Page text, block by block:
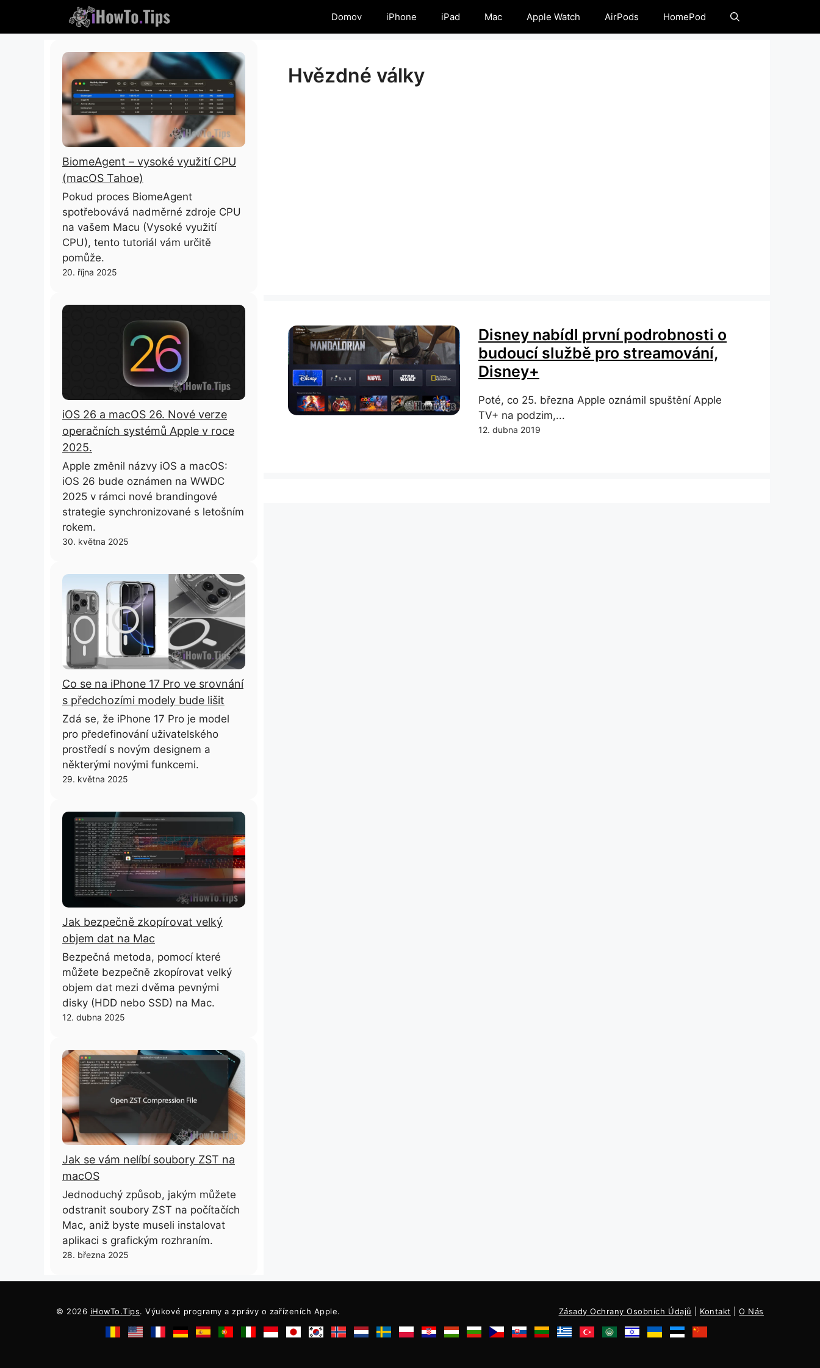
obsah
Domov iPhone iPad Mac Apple Watch AirPods HomePod
Hvězdné války
Disney nabídl první podrobnosti o
budoucí službě pro streamování,
Disney+
Poté, co 25. března Apple oznámil spuštění Apple
TV+ na podzim,...
12. dubna 2019
BiomeAgent – ​​vysoké využití CPU
(macOS Tahoe)
Pokud proces BiomeAgent
spotřebovává nadměrné zdroje CPU
na vašem Macu (Vysoké využití
CPU), tento tutoriál vám určitě
pomůže.
20. října 2025
iOS 26 a macOS 26. Nové verze
operačních systémů Apple v roce
2025.
Apple změnil názvy iOS a macOS:
iOS 26 bude oznámen na WWDC
2025 v rámci nové brandingové
strategie synchronizované s letošním
rokem.
30. května 2025
Co se na iPhone 17 Pro ve srovnání
s předchozími modely bude lišit
Zdá se, že iPhone 17 Pro je model
pro předefinování uživatelského
prostředí s novým designem a
některými novými funkcemi.
29. května 2025
Jak bezpečně zkopírovat velký
objem dat na Mac
Bezpečná metoda, pomocí které
můžete bezpečně zkopírovat velký
objem dat mezi dvěma pevnými
disky (HDD nebo SSD) na Mac.
12. dubna 2025
Jak se vám nelíbí soubory ZST na
macOS
Jednoduchý způsob, jakým můžete
odstranit soubory ZST na počítačích
Mac, aniž byste museli instalovat
aplikaci s grafickým rozhraním.
28. března 2025
© 2026 iHowTo.Tips. Výukové programy a zprávy o zařízeních Apple. Zásady Ochrany Osobních Údajů Kontakt |O Nás